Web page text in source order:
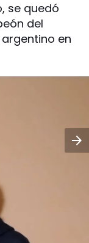
se quedó
del
en